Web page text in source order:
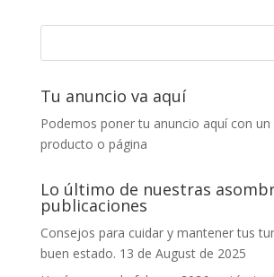
Tu anuncio va aquí
Podemos poner tu anuncio aquí con un
producto o página
Lo último de nuestras
publicaciones
Consejos para cuidar y mantener tus
buen estado. 13 de August de 2025